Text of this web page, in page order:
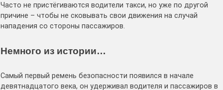
Часто не пристёгиваются водители такси, но уже по другой
причине – чтобы не сковывать свои движения на случай
нападения со стороны пассажиров.
Немного из истории…
Самый первый ремень безопасности появился в начале
девятнадцатого века, он удерживал водителя и пассажиров в